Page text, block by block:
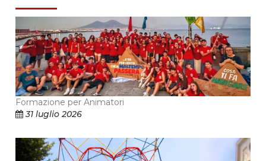
Formazione per Animatori
31 luglio 2026